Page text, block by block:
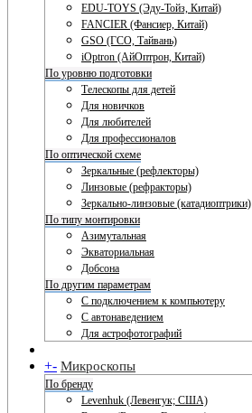
EDU-TOYS (Эду-Тойз, Китай)
FANCIER (Фансиер, Китай)
GSO (ГСО, Тайвань)
iOptron (АйОптрон, Китай)
По уровню подготовки
Телескопы для детей
Для новичков
Для любителей
Для профессионалов
По оптической схеме
Зеркальные (рефлекторы)
Линзовые (рефракторы)
Зеркально-линзовые (катадиоптрики)
По типу монтировки
Азимутальная
Экваториальная
Добсона
По другим параметрам
С подключением к компьютеру
С автонаведением
Для астрофотографий
+- Микроскопы
По бренду
Levenhuk (Левенгук; США)